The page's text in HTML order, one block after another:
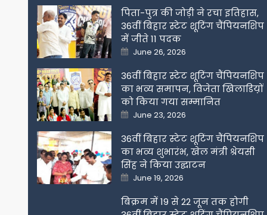
पिता-पुत्र की जोड़ी ने रचा इतिहास,
36वीं बिहार स्टेट शूटिंग चैंपियनशिप
में जीते 11 पदक
Posted
on
June 26, 2026
36वीं बिहार स्टेट शूटिंग चैंपियनशिप
का भव्य समापन, विजेता खिलाडिय़ों
को किया गया सम्मानित
Posted
on
June 23, 2026
36वीं बिहार स्टेट शूटिंग चैंपियनशिप
का भव्य शुभारंभ, खेल मंत्री श्रेयसी
सिंह ने किया उद्घाटन
Posted
on
June 19, 2026
बिक्रम में 19 से 22 जून तक होगी